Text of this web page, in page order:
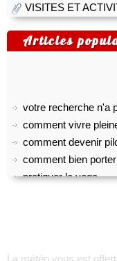
VISITES ET
Articles
votre recherche n'a
comment vivre
comment devenir
comment bien
pratiquer le yoga
choisir son appareil
trek : comment faire
La météo vous est